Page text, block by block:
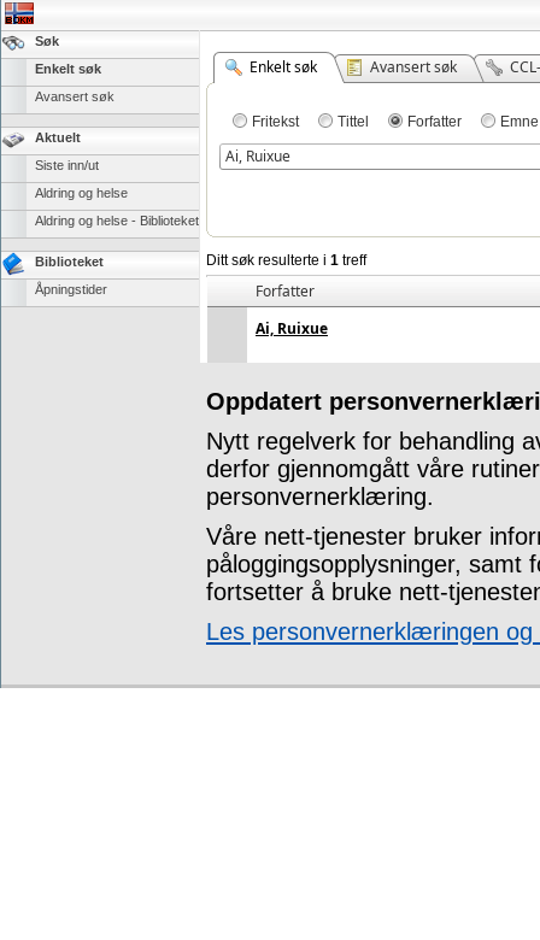
Søk
Enkelt søk
Avansert søk
Aktuelt
Siste inn/ut
Aldring og helse
Aldring og helse - Biblioteket
Biblioteket
Åpningstider
Enkelt søk Avansert søk
Fritekst Tittel Forfatter Emne
Ditt søk resulterte i 1 treff
Forfatter
Ai, Ruixue
Oppdatert
Nytt regelverk for behandling
derfor gjennomgått våre
personvernerklæring.
Våre nett-tjenester bruker
påloggingsopplysninger, samt
fortsetter å bruke nett-
Les personvernerklæringen